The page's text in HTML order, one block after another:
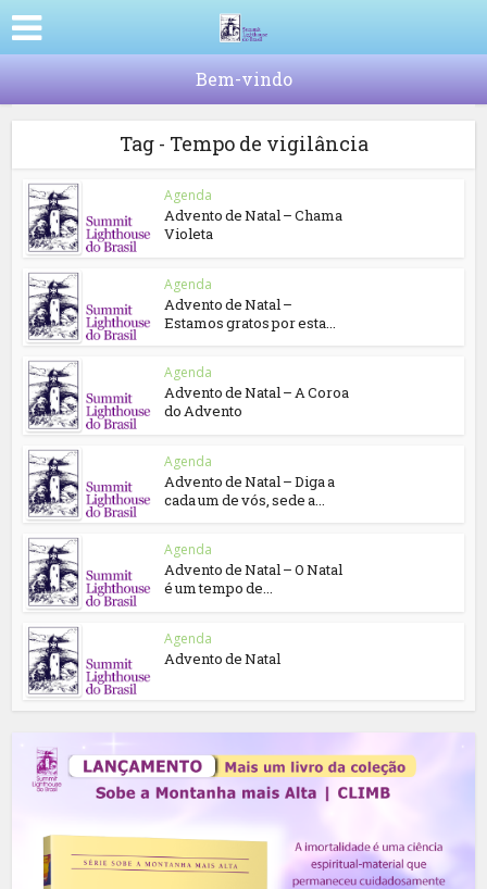
Bem-vindo
Tag - Tempo de vigilância
Agenda
Advento de Natal – Chama
Violeta
Agenda
Advento de Natal –
Estamos gratos por esta...
Agenda
Advento de Natal – A Coroa
do Advento
Agenda
Advento de Natal – Diga a
cada um de vós, sede a...
Agenda
Advento de Natal – O Natal
é um tempo de...
Agenda
Advento de Natal